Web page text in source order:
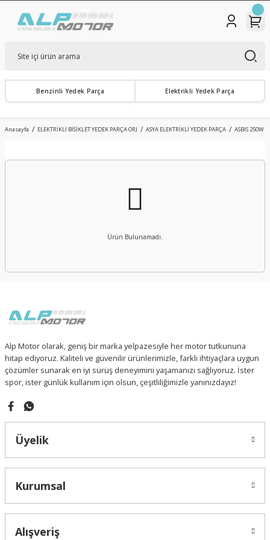
Benzinli Yedek Parça Elektrikli Yedek Parça
Anasayfa ELEKTRİKLİ BİSİKLET YEDEK PARÇA ORJ ASYA ELEKTRİKLİ YEDEK PARÇA ASBIS 250W
Ürün Bulunamadı.
Alp Motor olarak, geniş bir marka yelpazesiyle her motor tutkununa
hitap ediyoruz. Kaliteli ve güvenilir ürünlerimizle, farklı ihtiyaçlara uygun
çözümler sunarak en iyi sürüş deneyimini yaşamanızı sağlıyoruz. İster
spor, ister günlük kullanım için olsun, çeşitliliğimizle yanınızdayız!
Üyelik
Kurumsal
Alışveriş